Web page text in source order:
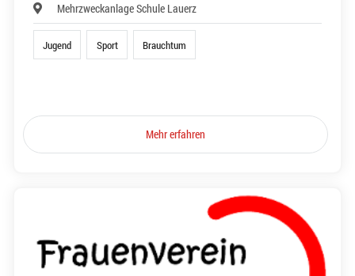
Mehrzweckanlage Schule Lauerz
Jugend Sport Brauchtum
Mehr erfahren